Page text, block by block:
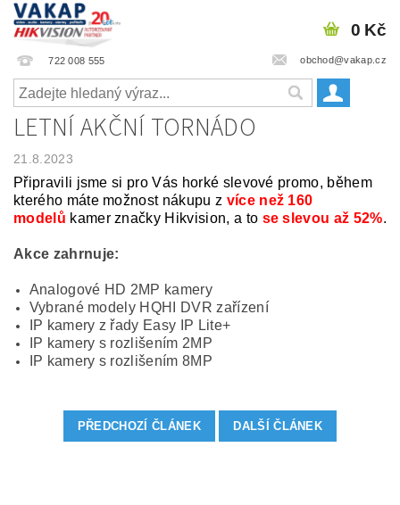
722 008 555 obchod@vakap.cz
0 Kč
LETNÍ AKČNÍ TORNÁDO
21.8.2023
Připravili jsme si pro Vás horké slevové promo, během
kterého máte možnost nákupu z více než 160
modelů kamer značky Hikvision, a to se slevou až 52%.
Akce zahrnuje:
Analogové HD 2MP kamery
Vybrané modely HQHI DVR zařízení
IP kamery z řady Easy IP Lite+
IP kamery s rozlišením 2MP
IP kamery s rozlišením 8MP
PŘEDCHOZÍ ČLÁNEK DALŠÍ ČLÁNEK